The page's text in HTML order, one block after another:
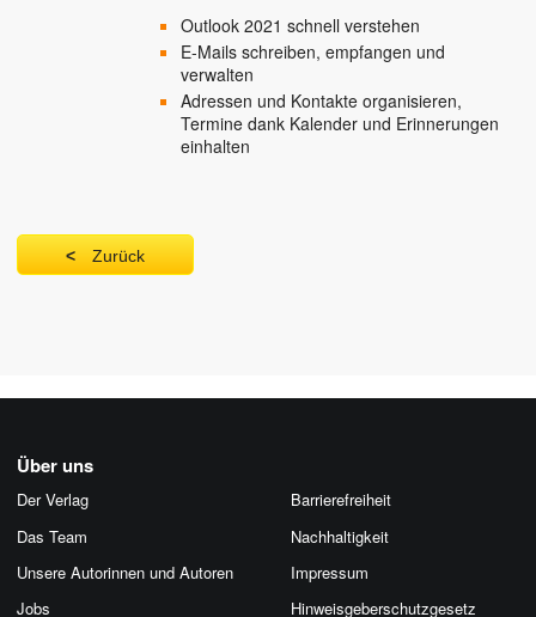
Outlook 2021 schnell verstehen
E-Mails schreiben, empfangen und
verwalten
Adressen und Kontakte organisieren,
Termine dank Kalender und Erinnerungen
einhalten
Zurück
Über uns
Der Verlag
Das Team
Unsere Autorinnen und Autoren
Jobs
Barrierefreiheit
Nachhaltigkeit
Impressum
Hinweis­geber­schutz­gesetz